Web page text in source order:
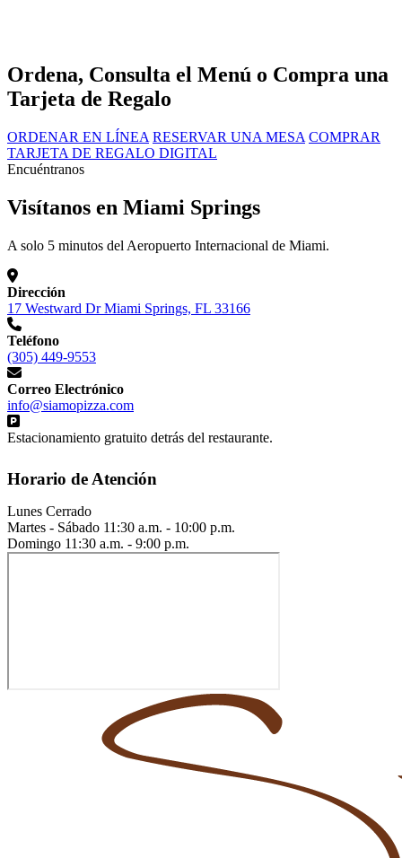
Ordena, Consulta el Menú o Compra una
Tarjeta de Regalo
ORDENAR EN LÍNEA RESERVAR UNA MESA COMPRAR
TARJETA DE REGALO DIGITAL
Encuéntranos
Visítanos en Miami Springs
A solo 5 minutos del Aeropuerto Internacional de Miami.
Dirección
17 Westward Dr Miami Springs, FL 33166
Teléfono
(305) 449-9553
Correo Electrónico
info@siamopizza.com
Estacionamiento gratuito detrás del restaurante.
Horario de Atención
Lunes Cerrado
Martes - Sábado 11:30 a.m. - 10:00 p.m.
Domingo 11:30 a.m. - 9:00 p.m.